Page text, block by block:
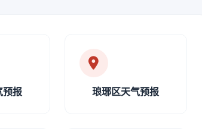
预报 琅琊区天气预报